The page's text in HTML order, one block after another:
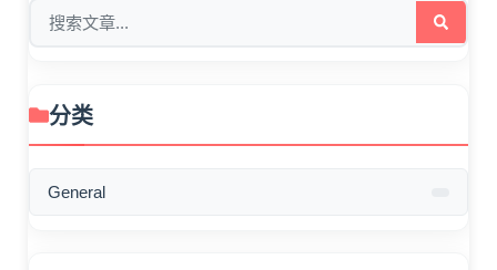
分类
General